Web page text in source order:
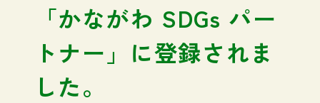
「かながわ SDGs パー
トナー」に登録されま
した。